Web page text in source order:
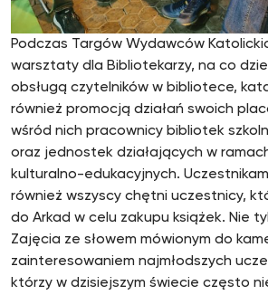
Podczas Targów Wydawców
warsztaty dla Bibliotekarzy, na co
obsługą czytelników w bibliotece,
również promocją działań swoich
wśród nich pracownicy bibliotek
oraz jednostek działających w
kulturalno-edukacyjnych.
również wszyscy chętni uczestnicy,
do Arkad w celu zakupu książek. Nie
Zajęcia ze słowem mówionym do
zainteresowaniem najmłodszych
którzy w dzisiejszym świecie często